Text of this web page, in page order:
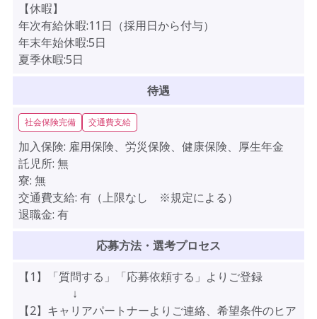
【休暇】
年次有給休暇:11日（採用日から付与）
年末年始休暇:5日
夏季休暇:5日
待遇
社会保険完備 交通費支給
加入保険: 雇用保険、労災保険、健康保険、厚生年金
託児所: 無
寮: 無
交通費支給: 有（上限なし ※規定による）
退職金: 有
応募方法・選考プロセス
【1】「質問する」「応募依頼する」よりご登録
↓
【2】キャリアパートナーよりご連絡、希望条件のヒア